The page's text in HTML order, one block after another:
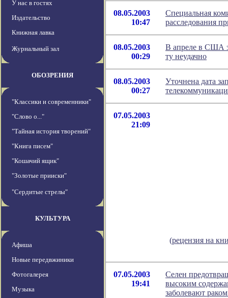
У нас в гостях
Издательство
Книжная лавка
Журнальный зал
ОБОЗРЕНИЯ
"Классики и современники"
"Слово о..."
"Тайная история творений"
"Книга писем"
"Кошачий ящик"
"Золотые прииски"
"Сердитые стрелы"
КУЛЬТУРА
Афиша
Новые передвжиники
Фотогалерея
Музыка
08.05.2003
10:47
Специальная
расследования
08.05.2003
00:29
В апреле в США
ту неудачно
08.05.2003
00:27
Уточнена дата
07.05.2003
21:09
(рецензия на
07.05.2003
19:41
Селен
высоким
заболевают